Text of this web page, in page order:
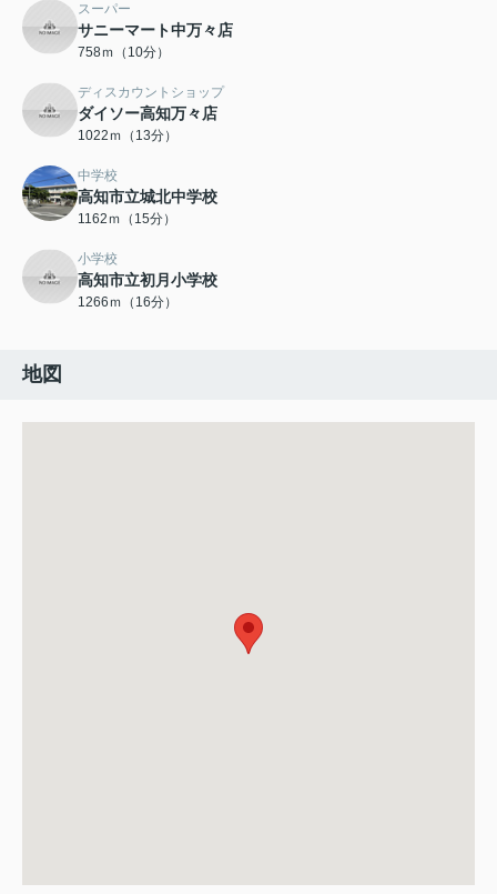
スーパー
サニーマート中万々店
758ｍ（10分）
ディスカウントショップ
ダイソー高知万々店
1022ｍ（13分）
中学校
高知市立城北中学校
1162ｍ（15分）
小学校
高知市立初月小学校
1266ｍ（16分）
地図